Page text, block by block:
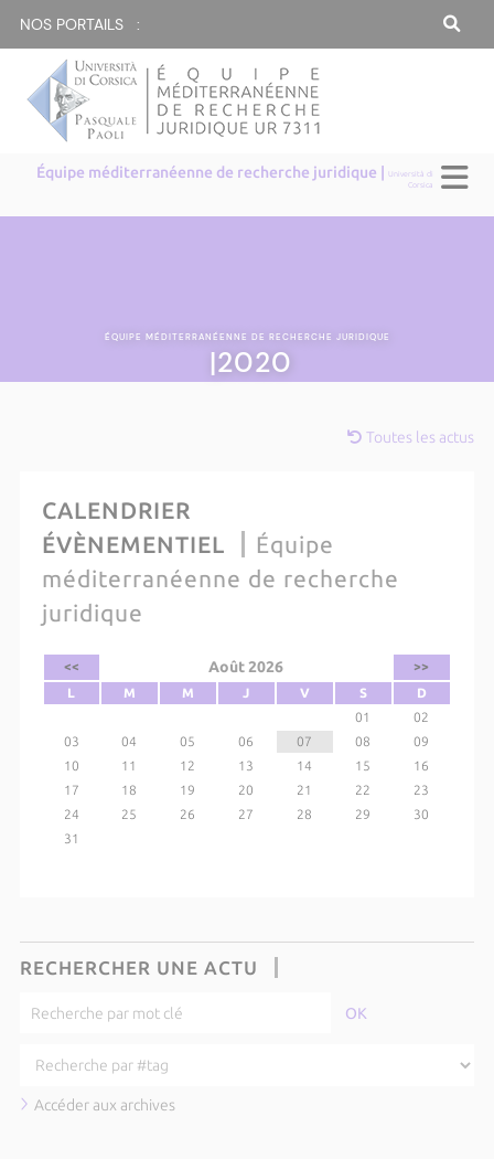
NOS PORTAILS :
Équipe méditerranéenne de recherche juridique |Università di
Corsica
ÉQUIPE MÉDITERRANÉENNE DE RECHERCHE JURIDIQUE
|2020
Toutes les actus
CALENDRIER
ÉVÈNEMENTIEL
Équipe
méditerranéenne de recherche
juridique
<< Août 2026
>>
L
M M J V S
D
01
02
03
04 05 06 07 08
09
10
11 12 13 14 15
16
17
18 19 20 21 22
23
24
25 26 27 28 29
30
31
RECHERCHER UNE ACTU
Accéder aux archives